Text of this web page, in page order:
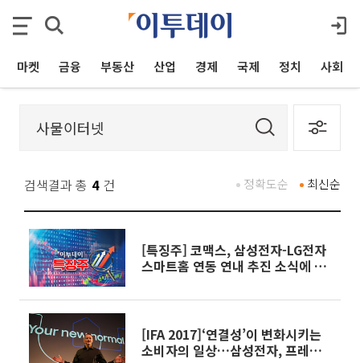
마켓 금융 부동산 산업 경제 국제 정치 사회
검색결과 총 4 건 최신순
정확도순
[특징주] 코맥스, 삼성전자-LG전자
스마트홈 연동 연내 추진 소식에 상
[IFA 2017]‘연결성’이 변화시키는
소비자의 일상…삼성전자, 프레스